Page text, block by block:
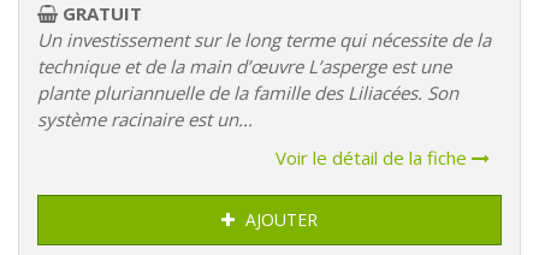
GRATUIT
Un investissement sur le long terme qui nécessite de la
technique et de la main d’œuvre L’asperge est une
plante pluriannuelle de la famille des Liliacées. Son
système racinaire est un...
Voir le détail de la fiche
AJOUTER